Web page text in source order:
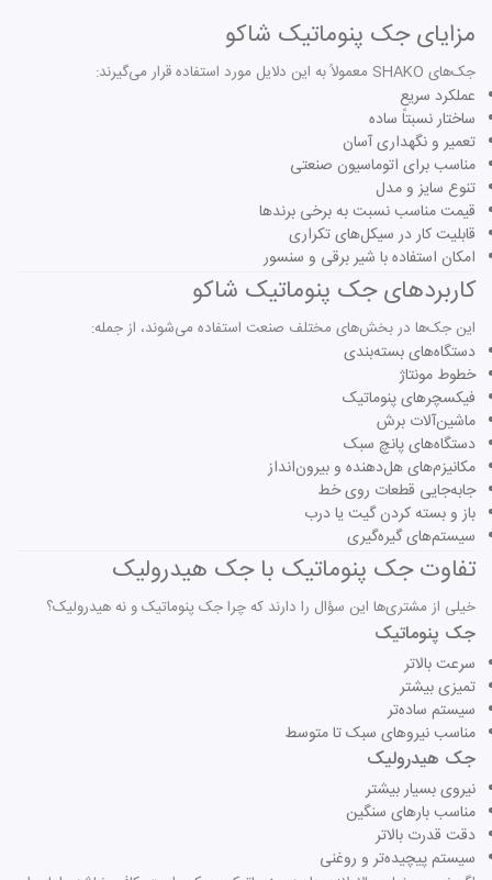
مزایای جک پنوماتیک شاکو
جک‌های SHAKO معمولاً به این دلایل مورد استفاده قرار می‌گیرند:
عملکرد سریع
ساختار نسبتاً ساده
تعمیر و نگهداری آسان
مناسب برای اتوماسیون صنعتی
تنوع سایز و مدل
قیمت مناسب نسبت به برخی برندها
قابلیت کار در سیکل‌های تکراری
امکان استفاده با شیر برقی و سنسور
کاربردهای جک پنوماتیک شاکو
این جک‌ها در بخش‌های مختلف صنعت استفاده می‌شوند، از جمله:
دستگاه‌های بسته‌بندی
خطوط مونتاژ
فیکسچرهای پنوماتیک
ماشین‌آلات برش
دستگاه‌های پانچ سبک
مکانیزم‌های هل‌دهنده و بیرون‌انداز
جابه‌جایی قطعات روی خط
باز و بسته کردن گیت یا درب
سیستم‌های گیره‌گیری
تفاوت جک پنوماتیک با جک هیدرولیک
خیلی از مشتری‌ها این سؤال را دارند که چرا جک پنوماتیک و نه هیدرولیک؟
جک پنوماتیک
سرعت بالاتر
تمیزی بیشتر
سیستم ساده‌تر
مناسب نیروهای سبک تا متوسط
جک هیدرولیک
نیروی بسیار بیشتر
مناسب بارهای سنگین
دقت قدرت بالاتر
سیستم پیچیده‌تر و روغنی